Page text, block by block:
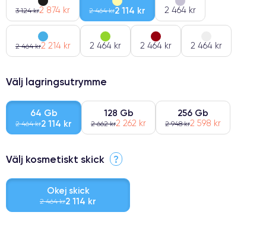
3 124 kr2 874 kr 2 464 kr2 114 kr 2 464 kr
2 464 kr2 214 kr 2 464 kr 2 464 kr 2 464 kr
Välj lagringsutrymme
64 Gb
2 464 kr2 114 kr
128 Gb
2 662 kr2 262 kr
256 Gb
2 948 kr2 598 kr
Välj kosmetiskt skick ?
Okej skick
2 464 kr2 114 kr